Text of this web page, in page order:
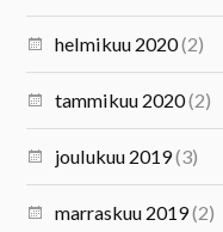
helmikuu 2020(2)
tammikuu 2020(2)
joulukuu 2019(3)
marraskuu 2019(2)